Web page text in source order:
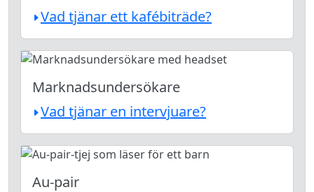
Vad tjänar ett kafébiträde?
Marknadsundersökare
Vad tjänar en intervjuare?
Au-pair